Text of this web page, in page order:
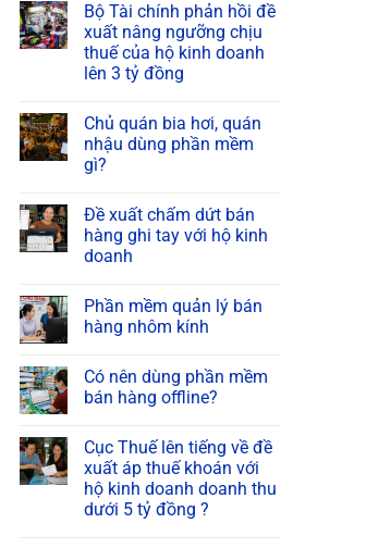
Bộ Tài chính phản hồi đề
xuất nâng ngưỡng chịu
thuế của hộ kinh doanh
lên 3 tỷ đồng
Chủ quán bia hơi, quán
nhậu dùng phần mềm
gì?
Đề xuất chấm dứt bán
hàng ghi tay với hộ kinh
doanh
Phần mềm quản lý bán
hàng nhôm kính
Có nên dùng phần mềm
bán hàng offline?
Cục Thuế lên tiếng về đề
xuất áp thuế khoán với
hộ kinh doanh doanh thu
dưới 5 tỷ đồng ?